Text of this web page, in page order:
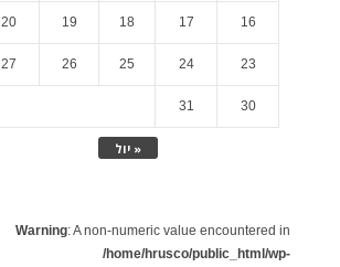
« יול
16
17
18
19
20
23
24
25
26
27
30
31
Warning: A non-numeric value encountered in
/home/hrusco/public_html/wp-